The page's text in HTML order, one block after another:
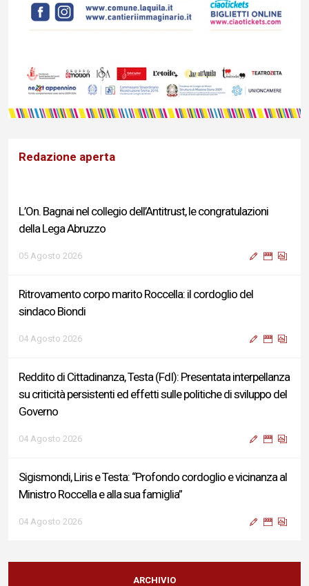
Redazione aperta
L’On. Bagnai nel collegio dell’Antitrust, le congratulazioni
della Lega Abruzzo
05 Agosto 2026
Ritrovamento corpo marito Roccella: il cordoglio del
sindaco Biondi
04 Agosto 2026
Reddito di Cittadinanza, Testa (FdI): Presentata interpellanza
su criticità persistenti ed effetti sulle politiche di sviluppo del
Governo
04 Agosto 2026
Sigismondi, Liris e Testa: “Profondo cordoglio e vicinanza al
Ministro Roccella e alla sua famiglia”
04 Agosto 2026
Terminal bus "Lorenzo Natali": modifiche temporanee alla
viabilità per il completamento dei lavori di riqualificazione
ARCHIVIO